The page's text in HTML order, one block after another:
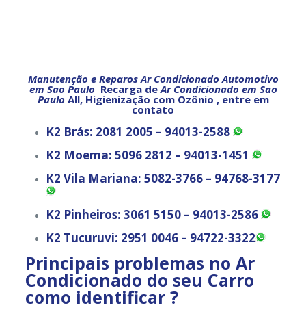
Manutenção e Reparos Ar Condicionado Automotivo
em Sao Paulo Recarga deAr Condicionado em Sao
Paulo All, Higienização com Ozônio , entre em
contato
K2 Brás: 2081 2005 – 94013-2588
K2 Moema: 5096 2812 – 94013-1451
K2 Vila Mariana: 5082-3766 – 94768-3177
K2 Pinheiros: 3061 5150 – 94013-2586
K2 Tucuruvi: 2951 0046 – 94722-3322
Principais problemas no Ar
Condicionado do seu Carro
como identificar ?